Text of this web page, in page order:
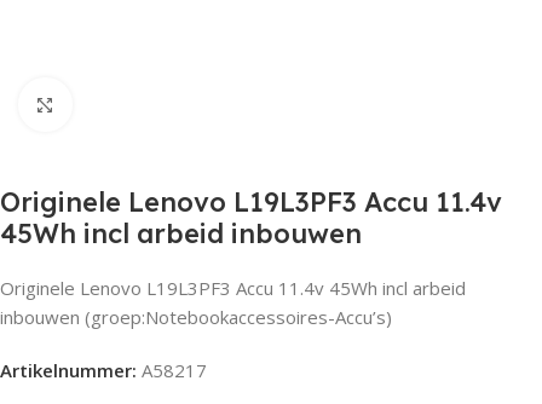
Originele Lenovo L19L3PF3 Accu 11.4v
45Wh incl arbeid inbouwen
Originele Lenovo L19L3PF3 Accu 11.4v 45Wh incl arbeid
inbouwen (groep:Notebookaccessoires-Accu’s)
Artikelnummer: A58217